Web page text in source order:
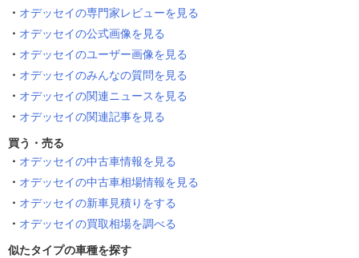
オデッセイの専門家レビューを見る
オデッセイの公式画像を見る
オデッセイのユーザー画像を見る
オデッセイのみんなの質問を見る
オデッセイの関連ニュースを見る
オデッセイの関連記事を見る
買う・売る
オデッセイの中古車情報を見る
オデッセイの中古車相場情報を見る
オデッセイの新車見積りをする
オデッセイの買取相場を調べる
似たタイプの車種を探す